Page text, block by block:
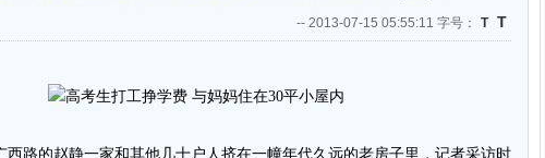
-- 2013-07-15 05:55:11 字号： T T
的赵静一家和其他几十户人挤在一幢年代久远的老房子里，记者采访时